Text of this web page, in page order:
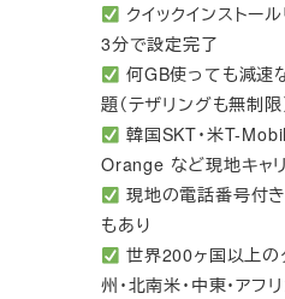
クイックインストー
3分で設定完了
何GB使っても減速
題（テザリングも無制限
韓国SKT・米T-
Orange など現地キャ
現地の電話番号付
もあり
世界200ヶ国以上の
州・北南米・中東・アフ